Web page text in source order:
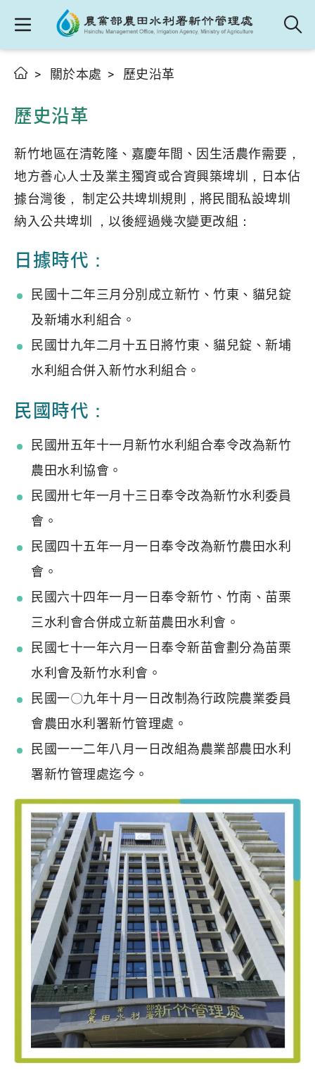
關於本處 歷史沿革
歷史沿革
新竹地區在清乾隆、嘉慶年間、因生活農作需要，
地方善心人士及業主獨資或合資興築埤圳，日本佔
據台灣後， 制定公共埤圳規則，將民間私設埤圳
納入公共埤圳 ，以後經過幾次變更改組：
日據時代：
民國十二年三月分別成立新竹、竹東、貓兒錠
及新埔水利組合。
民國廿九年二月十五日將竹東、貓兒錠、新埔
水利組合併入新竹水利組合。
民國時代：
民國卅五年十一月新竹水利組合奉令改為新竹
農田水利協會。
民國卅七年一月十三日奉令改為新竹水利委員
會。
民國四十五年一月一日奉令改為新竹農田水利
會。
民國六十四年一月一日奉令新竹、竹南、苗栗
三水利會合併成立新苗農田水利會。
民國七十一年六月一日奉令新苗會劃分為苗栗
水利會及新竹水利會。
民國一〇九年十月一日改制為行政院農業委員
會農田水利署新竹管理處。
民國一一二年八月一日改組為農業部農田水利
署新竹管理處迄今。